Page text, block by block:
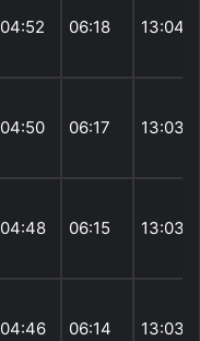
04:52 06:18 13:04
04:50 06:17 13:03
04:48 06:15 13:03
04:46 06:14 13:03